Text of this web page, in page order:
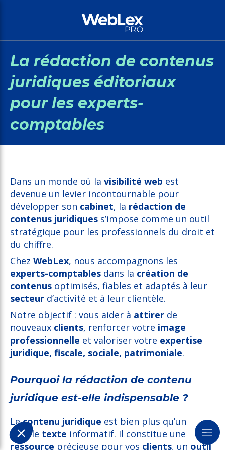
La rédaction de contenus
juridiques éditoriaux
pour les experts-
comptables
Dans un monde où la visibilité web est
devenue un levier incontournable pour
développer son cabinet, la rédaction de
contenus juridiques s’impose comme un outil
stratégique pour les professionnels du droit et
du chiffre.
Chez WebLex, nous accompagnons les
experts-comptables dans la création de
contenus optimisés, fiables et adaptés à leur
secteur d’activité et à leur clientèle.
Notre objectif : vous aider à attirer de
nouveaux clients, renforcer votre image
professionnelle et valoriser votre expertise
juridique, fiscale, sociale, patrimoniale.
Pourquoi la rédaction de contenu
juridique est-elle indispensable ?
Lecontenu juridique est bien plus qu’un
simple texte informatif. Il constitue une
ressource précieuse pour vos clients, un outil